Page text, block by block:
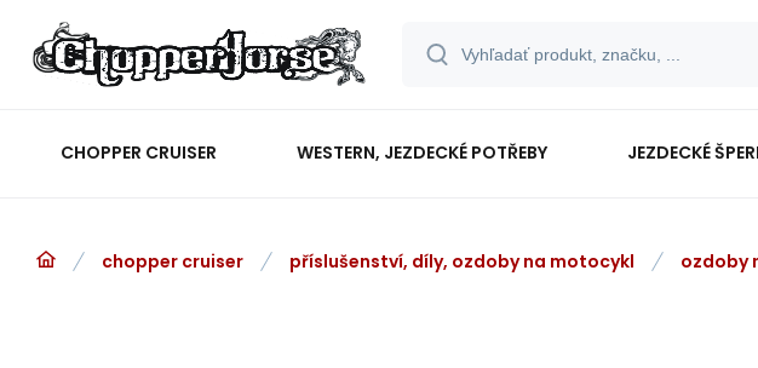
CHOPPER CRUISER WESTERN, JEZDECKÉ POTŘEBY JEZDECKÉ
chopper cruiser příslušenství, díly, ozdoby na motocykl ozdoby